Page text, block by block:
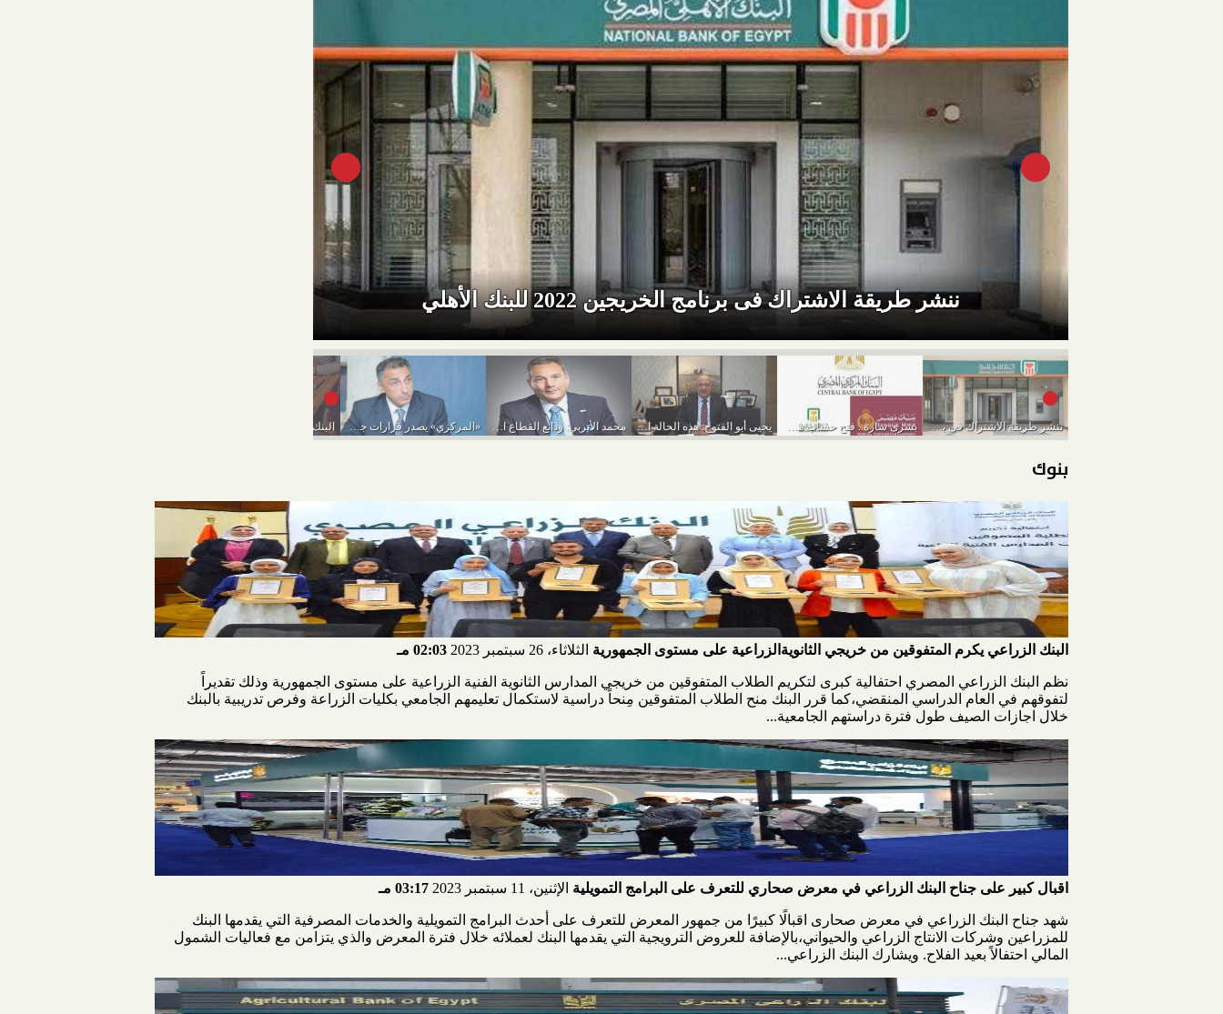
ننشر طريقة الاشتراك فى برنامج الخريجين 2022 للبنك الأهلي
ننشر طريقة الاشتراك فى برنامج الخريجين 2022 للبنك... يحيى أبو الفتوح: هذه الحالة الوحيدة لاستثناء الشركات... محمد الأتربي: ودائع القطاع المصرفي 6 تريليون و200... «المركزي» يصدر قرارات جديدة بشأن رسوم السحب من...
بنوك
البنك الزراعي يكرم المتفوقين من خريجي الثانويةالزراعية على مستوى الجمهورية الثلاثاء، 26 سبتمبر 2023 02:03 مـ
نظم البنك الزراعي المصري احتفالية كبرى لتكريم الطلاب المتفوقين من خريجي المدارس الثانوية الفنية الزراعية على مستوى الجمهورية وذلك تقديراً
لتفوقهم في العام الدراسي المنقضي،كما قرر البنك منح الطلاب المتفوقين مِنحاً دراسية لاستكمال تعليمهم الجامعي بكليات الزراعة وفرص تدريبية بالبنك
خلال اجازات الصيف طول فترة دراستهم الجامعية...
اقبال كبير على جناح البنك الزراعي في معرض صحاري للتعرف على البرامج التمويلية الإثنين، 11 سبتمبر 2023 03:17 مـ
شهد جناح البنك الزراعي في معرض صحارى اقبالًا كبيرًا من جمهور المعرض للتعرف على أحدث البرامج التمويلية والخدمات المصرفية التي يقدمها البنك
للمزراعين وشركات الانتاج الزراعي والحيواني،بالإضافة للعروض الترويجية التي يقدمها البنك لعملائه خلال فترة المعرض والذي يتزامن مع فعاليات الشمول
المالي احتفالاً بعيد الفلاح. ويشارك البنك الزراعي...